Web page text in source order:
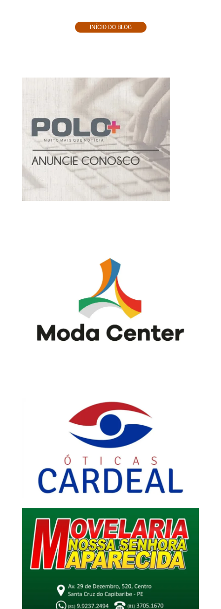
INÍCIO DO BLOG